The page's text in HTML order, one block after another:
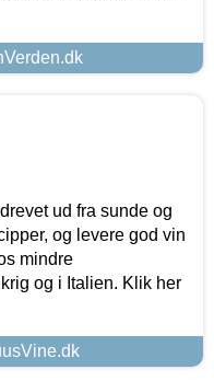
ud fra sunde og
og levere god vin
mindre
og i Italien. Klik her